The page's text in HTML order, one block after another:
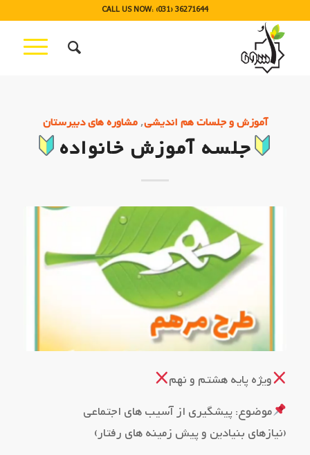
CALL US NOW: (031) 36271644
آموزش و جلسات هم اندیشی,مشاوره های دبیرستان
جلسه آموزش خانواده
ویژه پایه هشتم و نهم
موضوع: پیشگیری از آسیب های اجتماعی
(نیازهای بنیادین و پیش زمینه های رفتار)